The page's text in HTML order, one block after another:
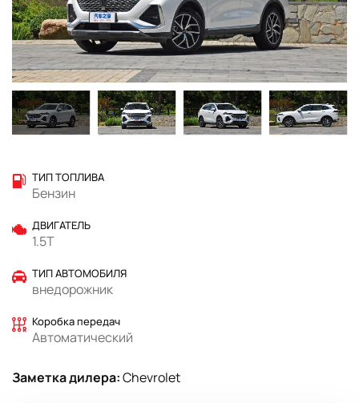
ТИП ТОПЛИВА
Бензин
ДВИГАТЕЛЬ
1.5T
ТИП АВТОМОБИЛЯ
внедорожник
Коробка передач
Автоматический
Заметка дилера:Chevrolet